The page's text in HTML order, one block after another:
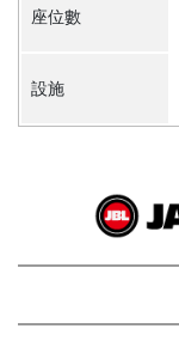
座位數
設施